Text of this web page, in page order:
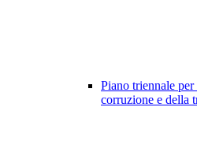
Piano triennale
corruzione e della